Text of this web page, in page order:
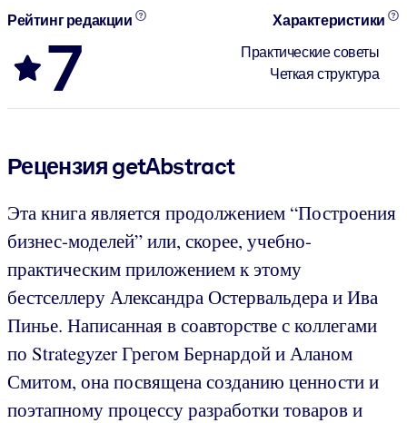
Рейтинг редакции
7
Характеристики
Практические советы
Четкая структура
Рецензия getAbstract
Эта книга является продолжением “Построения
бизнес-моделей” или, скорее, учебно-
практическим приложением к этому
бестселлеру Александра Остервальдера и Ива
Пинье. Написанная в соавторстве с коллегами
по Strategyzer Грегом Бернардой и Аланом
Смитом, она посвящена созданию ценности и
поэтапному процессу разработки товаров и